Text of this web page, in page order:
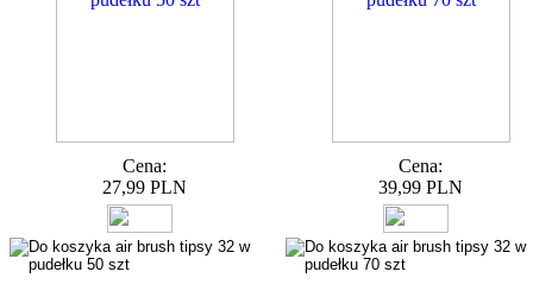
Cena:
27,99 PLN
Cena:
39,99 PLN